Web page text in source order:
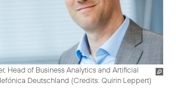
Head of Business Analytics and Artificial
Deutschland (Credits: Quirin Leppert)